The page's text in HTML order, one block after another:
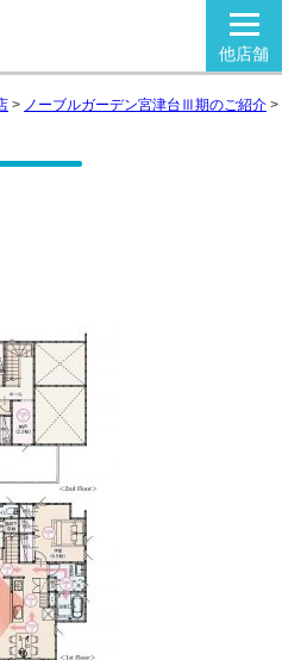
他店舗
> ノーブルガーデン宮津台Ⅲ期のご紹介 >